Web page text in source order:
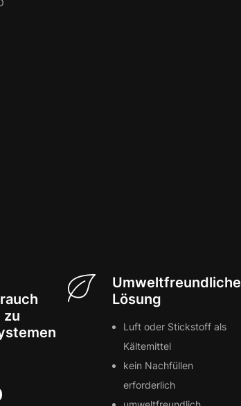
zu
Umweltfreundliche
Lösung
Luft oder Stickstoff als
Kältemittel
kein Nachfüllen
erforderlich